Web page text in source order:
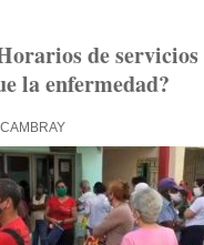
de
la enfermedad?